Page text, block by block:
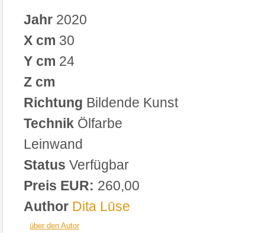
Jahr 2020
X cm 30
Y cm 24
Z cm
Richtung Bildende Kunst
Technik Ölfarbe
Leinwand
Status Verfügbar
Preis EUR: 260,00
Author Dita Lūse
über den Autor